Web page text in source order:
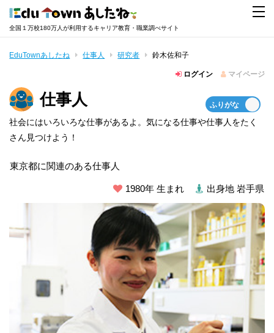
全国１万校180万人が利用するキャリア教育・職業調べサイト
EduTownあしたね 仕事人 研究者 鈴木佐和子
ログイン マイページ
仕事人
社会にはいろいろな仕事があるよ。気になる仕事や仕事人をたく
さん見つけよう！
東京都に関連のある仕事人
1980年 生まれ 出身地 岩手県